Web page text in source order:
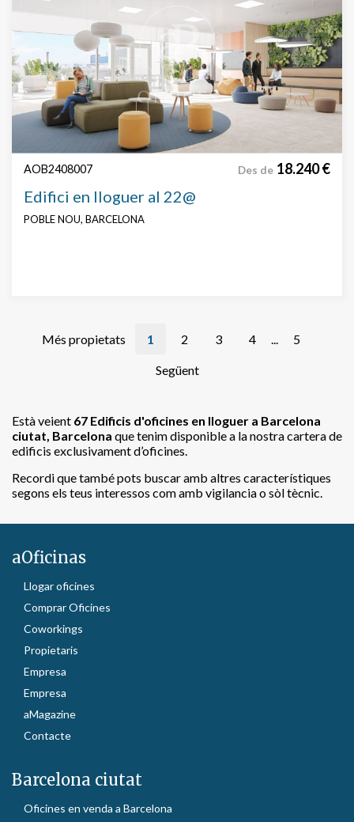
AOB2408007 Des de 18.240 €
Edifici en lloguer al 22@
POBLE NOU, BARCELONA
Més propietats 1 2 3 4 ... 5
Següent
Està veient 67 Edificis d'oficines en lloguer a Barcelona
ciutat, Barcelona que tenim disponible a la nostra cartera de
edificis exclusivament d’oficines.
Recordi que també pots buscar amb altres característiques
segons els teus interessos com amb vigilancia o sòl tècnic.
aOficinas
Llogar oficines
Comprar Oficines
Coworkings
Propietaris
Empresa
Empresa
aMagazine
Contacte
Barcelona ciutat
Oficines en venda a Barcelona